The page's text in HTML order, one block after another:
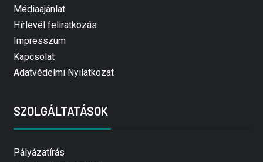
Médiaajánlat
Hírlevél feliratkozás
Impresszum
Kapcsolat
Adatvédelmi Nyilatkozat
SZOLGÁLTATÁSOK
Pályázatírás